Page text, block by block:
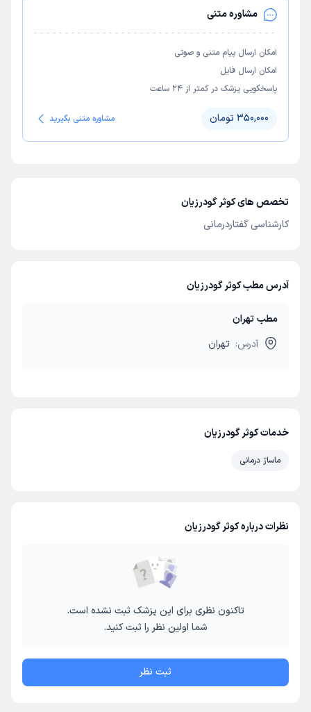
مشاوره متنی
امکان ارسال پیام متنی و صوتی
امکان ارسال فایل
پاسخگویی پزشک در کمتر از ۲۴ ساعت
350,000 تومان مشاوره متنی بگیرید
تخصص های کوثر گودرزیان
کارشناسی گفتاردرمانی
آدرس مطب کوثر گودرزیان
مطب تهران
آدرس: تهران
خدمات کوثر گودرزیان
ماساژ درمانی
نظرات درباره کوثر گودرزیان
تاکنون نظری برای این پزشک ثبت نشده است.
شما اولین نظر را ثبت کنید.
ثبت نظر